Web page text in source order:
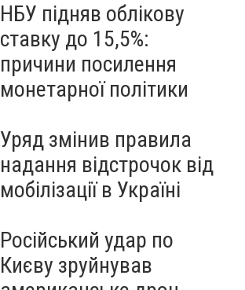
НБУ підняв облікову
ставку до 15,5%:
причини посилення
монетарної політики
Уряд змінив правила
надання відстрочок від
мобілізації в Україні
Російський удар по
Києву зруйнував